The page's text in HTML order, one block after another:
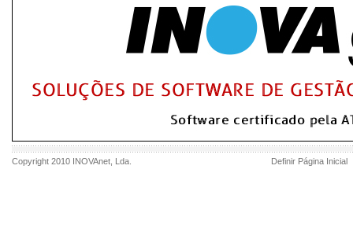
Copyright 2010 INOVAnet , Lda. Definir Página Inicial